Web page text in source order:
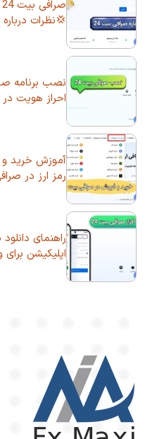
💢نظرات
احراز هویت در
رمز ارز در
اپلیکیشن برای